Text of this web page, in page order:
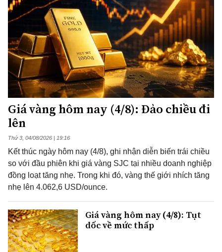
Giá vàng hôm nay (4/8): Đảo chiều đi
lên
Thứ 3, 04/08/2026 | 19:16
Kết thúc ngày hôm nay (4/8), ghi nhận diễn biến trái chiều
so với đầu phiên khi giá vàng SJC tại nhiều doanh nghiệp
đồng loạt tăng nhẹ. Trong khi đó, vàng thế giới nhích tăng
nhẹ lên 4.062,6 USD/ounce.
Giá vàng hôm nay (4/8): Tụt
dốc về mức thấp